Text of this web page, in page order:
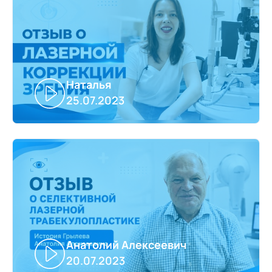
Наталья
25.07.2023
Анатолий Алексеевич
20.07.2023